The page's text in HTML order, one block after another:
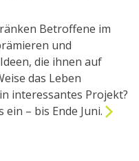
Betroffene im
und
die ihnen auf
das Leben
interessantes Projekt?
– bis Ende Juni.